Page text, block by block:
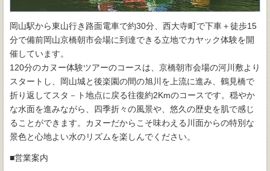
岡山駅から東山行き路面電車で約30分、西大寺町で下車＋徒歩15
分で備前岡山京橋朝市会場に到達できる立地でカヤック体験を開
催しています。
120分のカヌー体験ツアーのコースは、京橋朝市会場の河川敷より
スタートし、岡山城と後楽園の間の旭川を上流に進み、鶴見橋で
折り返してスタ－ト地点に戻る往復約2Kmのコースです。穏やか
な水面を進みながら、四季折々の風景や、悠久の歴史を肌で感じ
ることができます。カヌーだからこそ味わえる川面からの特別な
景色と心地よい水のリズムを楽しんでください。
■営業案内